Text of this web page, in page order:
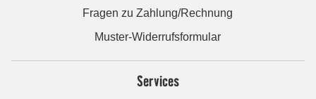
Fragen zu Zahlung/Rechnung
Muster-Widerrufsformular
Services